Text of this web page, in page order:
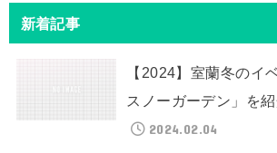
新着記事
【2024】室蘭冬のイ
スノーガーデン」を紹
2024.02.04